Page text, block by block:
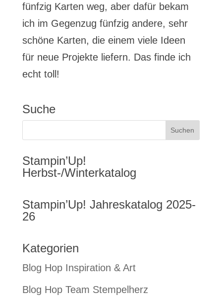
fünfzig Karten weg, aber dafür bekam
ich im Gegenzug fünfzig andere, sehr
schöne Karten, die einem viele Ideen
für neue Projekte liefern. Das finde ich
echt toll!
Suche
Stampin’Up!
Herbst-/Winterkatalog
Stampin’Up! Jahreskatalog 2025-
26
Kategorien
Blog Hop Inspiration & Art
Blog Hop Team Stempelherz